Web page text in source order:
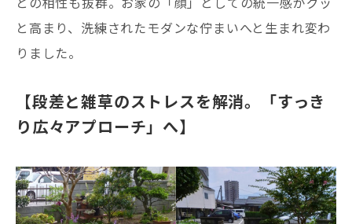
と高まり、洗練されたモダンな佇まいへと生まれ変わ
りました。
【段差と雑草のストレスを解消。「すっき
り広々アプローチ」へ】